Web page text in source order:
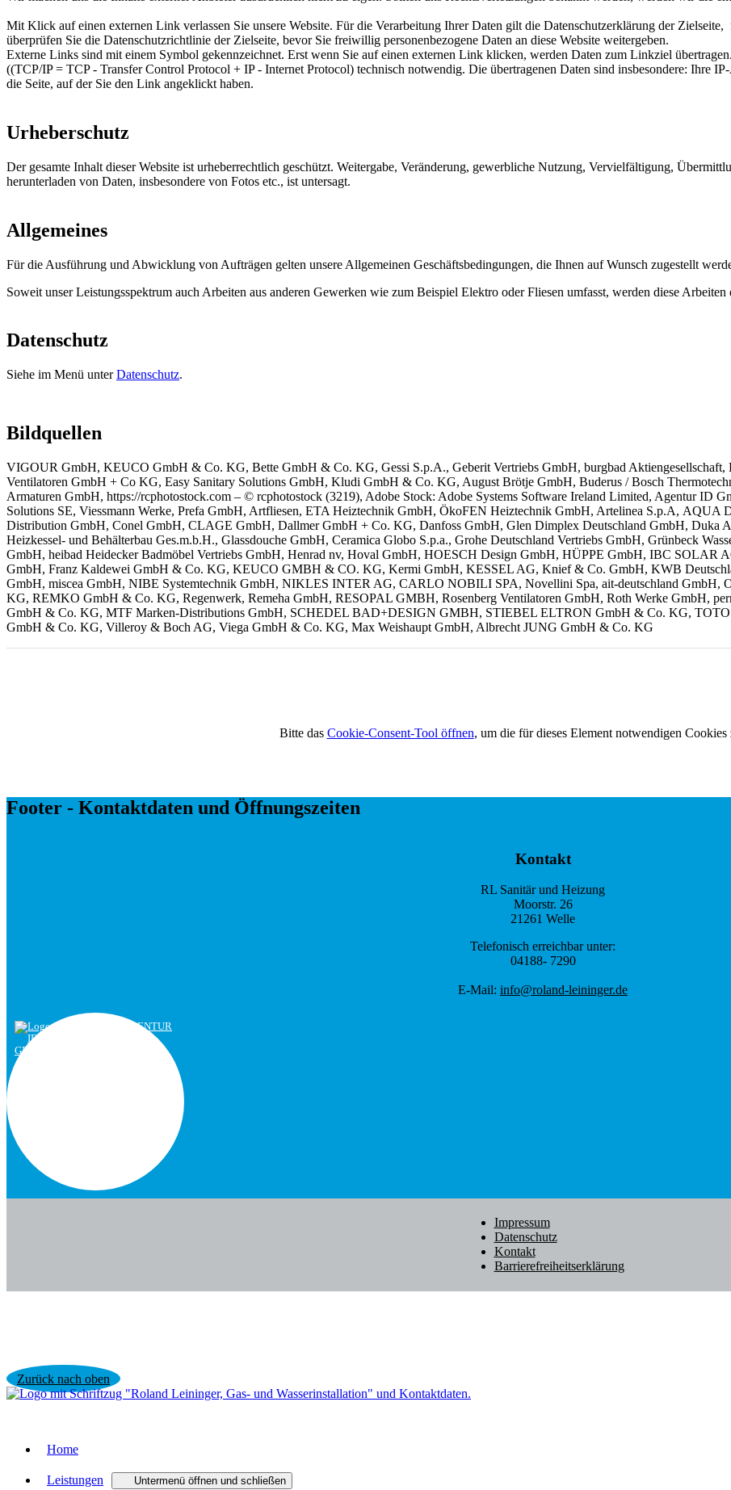
Mit Klick auf einen externen Link verlassen Sie unsere Website. Für die Verarbeitung Ihrer Daten gilt die Datenschutzerklärung der
überprüfen Sie die Datenschutzrichtlinie der Zielseite, bevor Sie freiwillig personenbezogene Daten an diese Website weitergeben.
Externe Links sind mit einem Symbol gekennzeichnet. Erst wenn Sie auf einen externen Link klicken, werden Daten zum Linkziel
((TCP/IP = TCP - Transfer Control Protocol + IP - Internet Protocol) technisch notwendig. Die übertragenen Daten sind insbesondere: Ihre
die Seite, auf der Sie den Link angeklickt haben.
Urheberschutz
Der gesamte Inhalt dieser Website ist urheberrechtlich geschützt. Weitergabe, Veränderung, gewerbliche Nutzung, Vervielfältigung,
herunterladen von Daten, insbesondere von Fotos etc., ist untersagt.
Allgemeines
Für die Ausführung und Abwicklung von Aufträgen gelten unsere Allgemeinen Geschäftsbedingungen, die Ihnen auf Wunsch zugestellt
Soweit unser Leistungsspektrum auch Arbeiten aus anderen Gewerken wie zum Beispiel Elektro oder Fliesen umfasst, werden diese
Datenschutz
Siehe im Menü unterDatenschutz.
Bildquellen
VIGOUR GmbH, KEUCO GmbH & Co. KG, Bette GmbH & Co. KG, Gessi S.p.A., Geberit Vertriebs GmbH, burgbad
Ventilatoren GmbH + Co KG, Easy Sanitary Solutions GmbH, Kludi GmbH & Co. KG, August Brötje GmbH, Buderus / Bosch
Armaturen GmbH, https://rcphotostock.com – © rcphotostock (3219), Adobe Stock: Adobe Systems Software Ireland Limited, Agentur ID
Solutions SE, Viessmann Werke, Prefa GmbH, Artfliesen, ETA Heiztechnik GmbH, ÖkoFEN Heiztechnik GmbH, Artelinea S.p.A, AQUA
Distribution GmbH, Conel GmbH, CLAGE GmbH, Dallmer GmbH + Co. KG, Danfoss GmbH, Glen Dimplex Deutschland GmbH, Duka
Heizkessel- und Behälterbau Ges.m.b.H., Glassdouche GmbH, Ceramica Globo S.p.a., Grohe Deutschland Vertriebs GmbH, Grünbeck
GmbH, heibad Heidecker Badmöbel Vertriebs GmbH, Henrad nv, Hoval GmbH, HOESCH Design GmbH, HÜPPE GmbH, IBC SOLAR
GmbH, Franz Kaldewei GmbH & Co. KG, KEUCO GMBH & CO. KG, Kermi GmbH, KESSEL AG, Knief & Co. GmbH, KWB
GmbH, miscea GmbH, NIBE Systemtechnik GmbH, NIKLES INTER AG, CARLO NOBILI SPA, Novellini Spa, ait-deutschland GmbH,
KG, REMKO GmbH & Co. KG, Regenwerk, Remeha GmbH, RESOPAL GMBH, Rosenberg Ventilatoren GmbH, Roth Werke GmbH,
GmbH & Co. KG, MTF Marken-Distributions GmbH, SCHEDEL BAD+DESIGN GMBH, STIEBEL ELTRON GmbH & Co. KG, TOTO
GmbH & Co. KG, Villeroy & Boch AG, Viega GmbH & Co. KG, Max Weishaupt GmbH, Albrecht JUNG GmbH & Co. KG
Bitte das Cookie-Consent-Tool öffnen, um die für dieses Element notwendigen Cookies
Footer - Kontaktdaten und Öffnungszeiten
Kontakt
RL Sanitär und Heizung
Moorstr. 26
21261 Welle
Telefonisch erreichbar unter:
04188- 7290
E-Mail: info@roland-leininger.de
Impressum
Datenschutz
Kontakt
Barrierefreiheitserklärung
Zurück nach oben
Home
Leistungen Untermenü öffnen und schließen